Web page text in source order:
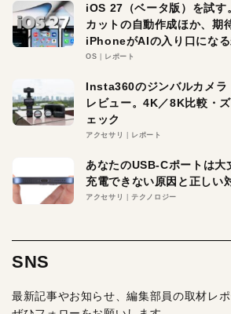
iOS 27（ベータ版）を試
カットの自動作成ほか、期
iPhoneがAIの入り口になる
OS レポート
Insta360のジンバルカメ
レビュー。4K／8K比較・
ェック
アクセサリ レポート
あなたのUSB-Cポートは大
充電できない原因と正しい
アクセサリ テクノロジー
SNS
最新記事やお知らせ、編集部員の取材レポ